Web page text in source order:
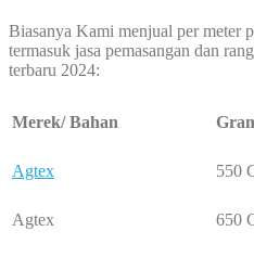
Biasanya Kami menjual per meter
termasuk jasa pemasangan dan
terbaru 2024:
Merek/ Bahan
Agtex 550
Agtex 650